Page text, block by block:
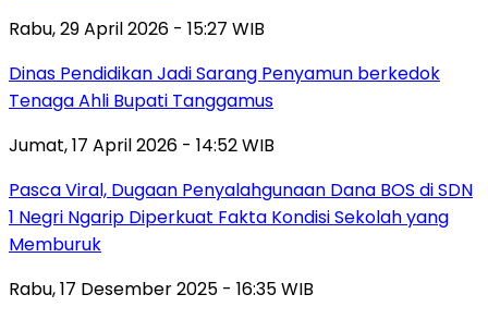
Rabu, 29 April 2026 - 15:27 WIB
Dinas Pendidikan Jadi Sarang Penyamun berkedok
Tenaga Ahli Bupati Tanggamus
Jumat, 17 April 2026 - 14:52 WIB
Pasca Viral, Dugaan Penyalahgunaan Dana BOS di SDN
1 Negri Ngarip Diperkuat Fakta Kondisi Sekolah yang
Memburuk
Rabu, 17 Desember 2025 - 16:35 WIB